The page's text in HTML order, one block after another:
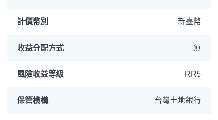
計價幣別 新臺幣
收益分配方式 無
風險收益等級 RR5
保管機構 台灣土地銀行